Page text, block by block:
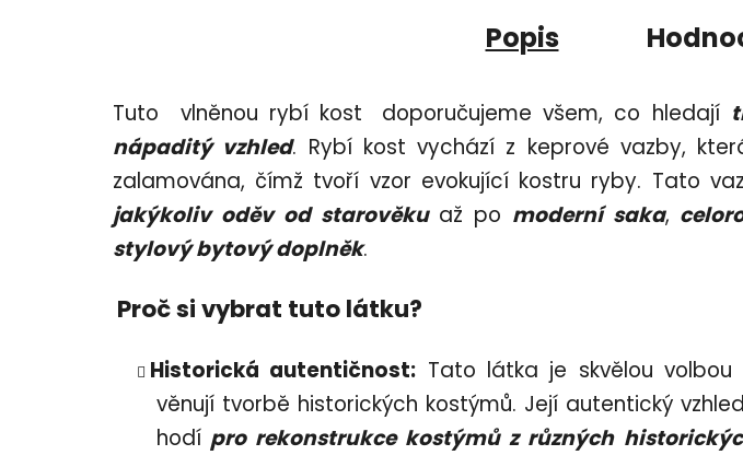
Popis
Tuto vlněnou rybí kost doporučujeme všem, co hledají
nápaditý vzhled. Rybí kost vychází z keprové vazby,
zalamována, čímž tvoří vzor evokující kostru ryby. Tato
jakýkoliv oděv od starověkuaž po moderní saka,
stylový bytový doplněk.
Proč si vybrat tuto látku?
Historická autentičnost: Tato látka je skvělou
věnují tvorbě historických kostýmů. Její autentický
hodí pro rekonstrukce kostýmů z různých